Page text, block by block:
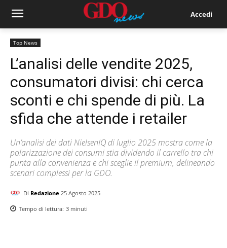
Accedi
Top News
L’analisi delle vendite 2025,
consumatori divisi: chi cerca
sconti e chi spende di più. La
sfida che attende i retailer
Un’analisi dei dati NielsenIQ di luglio 2025 mostra come la
polarizzazione dei consumi stia dividendo il carrello tra chi
punta alla convenienza e chi sceglie il premium, delineando
scenari complessi per la GDO.
Di Redazione 25 Agosto 2025
Tempo di lettura: 3 minuti